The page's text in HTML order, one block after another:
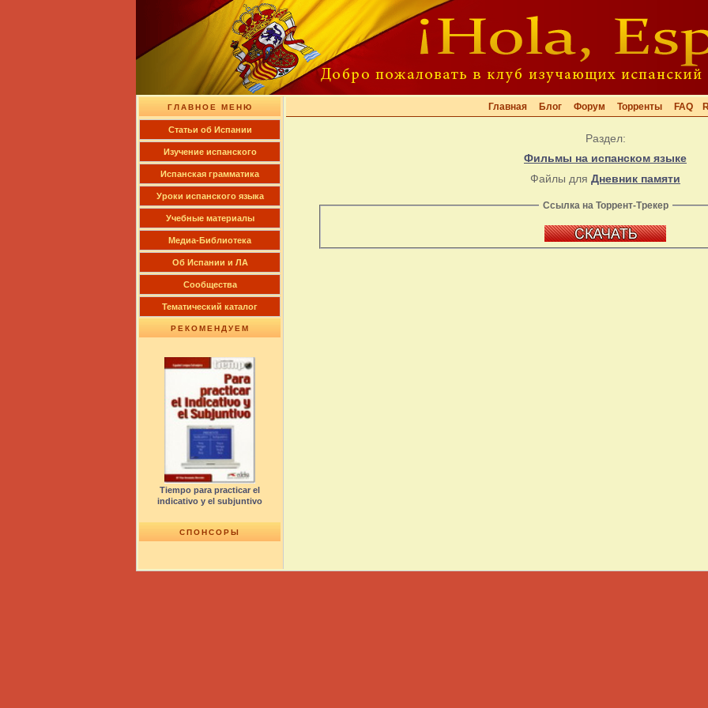
ГЛАВНОЕ МЕНЮ
Cтатьи об Испании
Изучение испанского
Испанская грамматика
Уроки испанского языка
Учебные материалы
Медиа-Библиотека
Об Испании и ЛА
Сообщества
Тематический каталог
РЕКОМЕНДУЕМ
Tiempo para practicar el
indicativo y el subjuntivo
СПОНСОРЫ
Главная Блог Форум Торренты FAQ
Раздел:
Фильмы на испанском языке
Файлы для Дневник памяти
Ссылка на Торрент-Трекер